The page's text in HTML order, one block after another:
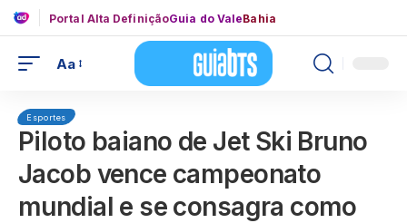
Portal Alta DefiniçãoGuia do ValeBahia
Aa
Esportes
Piloto baiano de Jet Ski Bruno
Jacob vence campeonato
mundial e se consagra como